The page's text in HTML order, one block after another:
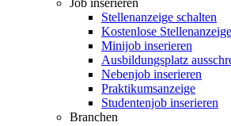
Job inserieren
Stellenanzeige schalten
Kostenlose
Minijob inserieren
Ausbildungsplatz
Nebenjob inserieren
Praktikumsanzeige
Studentenjob inserieren
Branchen